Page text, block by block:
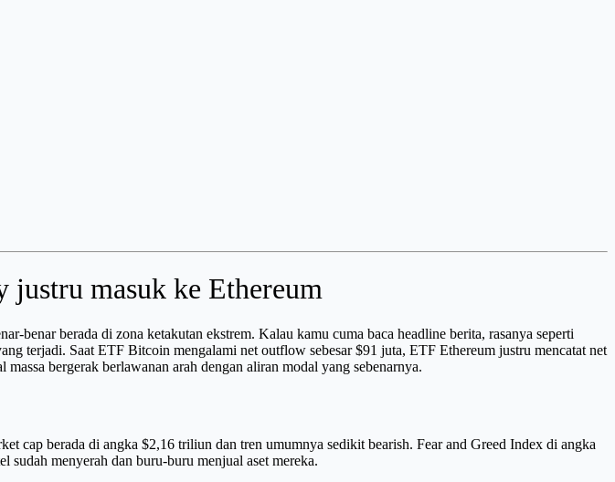
justru masuk ke Ethereum
benar berada di zona ketakutan ekstrem. Kalau kamu cuma baca headline berita, rasanya seperti
terjadi. Saat ETF Bitcoin mengalami net outflow sebesar $91 juta, ETF Ethereum justru mencatat net
bergerak berlawanan arah dengan aliran modal yang sebenarnya.
cap berada di angka $2,16 triliun dan tren umumnya sedikit bearish. Fear and Greed Index di angka
menyerah dan buru-buru menjual aset mereka.